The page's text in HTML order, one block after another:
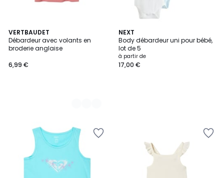
VERTBAUDET
Débardeur avec volants en
broderie anglaise
6,99 €
2
Couleurs
NEXT
Body débardeur uni pour bébé,
lot de 5
à partir de
17,00 €